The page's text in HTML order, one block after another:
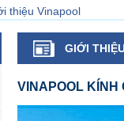
thiệu Vinapool
GIỚI
VINAPOOL KÍNH